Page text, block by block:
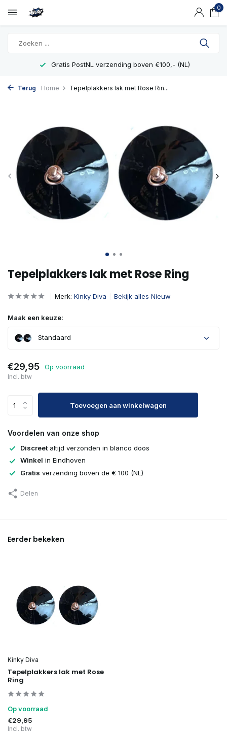
0
Gratis PostNL verzending boven €100,- (NL)
Terug Home Tepelplakkers Iak met Rose Rin...
Tepelplakkers Iak met Rose Ring
Merk: Kinky Diva Bekijk alles Nieuw
Maak een keuze:
Standaard
€29,95 Op voorraad
Incl. btw
Toevoegen aan winkelwagen
Voordelen van onze shop
Discreet altijd verzonden in blanco doos
Winkel in Eindhoven
Gratis verzending boven de € 100 (NL)
Delen
Eerder bekeken
Kinky Diva
Tepelplakkers Iak met Rose
Ring
Op voorraad
€29,95
Incl. btw